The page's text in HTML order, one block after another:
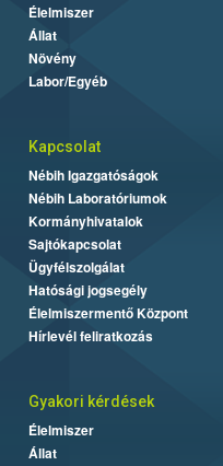
Élelmiszer
Állat
Növény
Labor/Egyéb
Kapcsolat
Nébih Igazgatóságok
Nébih Laboratóriumok
Kormányhivatalok
Sajtókapcsolat
Ügyfélszolgálat
Hatósági jogsegély
Élelmiszermentő Központ
Hírlevél feliratkozás
Gyakori kérdések
Élelmiszer
Állat